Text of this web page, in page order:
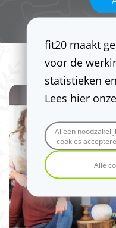
fit20 maakt
voor de
statistieken
Lees hier onze
Alleen
cookies
Alle